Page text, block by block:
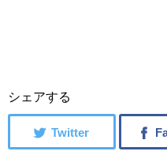
シェアする